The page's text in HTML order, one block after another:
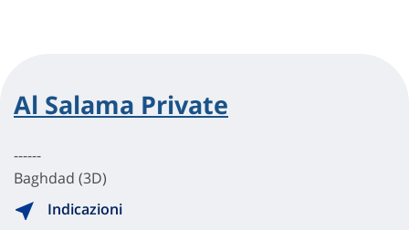
Al Salama Private
------
Baghdad (3D)
Indicazioni